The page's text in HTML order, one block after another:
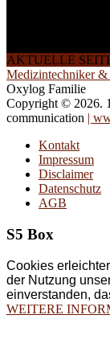
AKTUELLE
Medizintechniker
Oxylog Familie
Copyright © 2026.
communication |
Kontakt
Impressum
Disclaimer
Datenschutz
AGB
S5 Box
Cookies
der Nutzung
einverstanden,
WEITERE